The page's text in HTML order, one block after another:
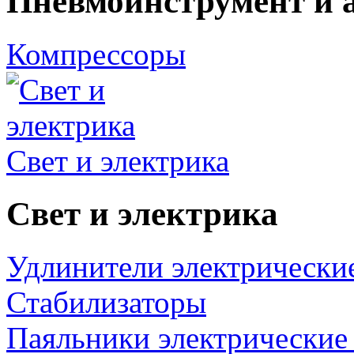
Компрессоры
Свет и электрика
Свет и электрика
Удлинители
Стабилизаторы
Паяльники